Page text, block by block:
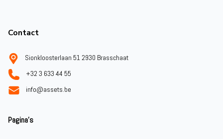
Contact
Sionkloosterlaan 51 2930 Brasschaat
+32 3 633 44 55
info@assets.be
Pagina's